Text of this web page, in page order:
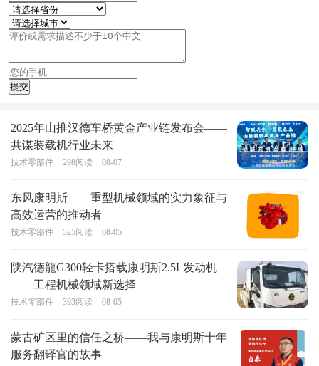
2025年山推汉德车桥黄金产业链发布会——
共谋装载机行业未来
技术零部件 298阅读 08-07
东风康明斯——重型机械领域的实力象征与
高效运营的推动者
技术零部件 525阅读 08-05
陕汽德龍G300轻卡搭载康明斯2.5L发动机
——工程机械领域新选择
技术零部件 393阅读 08-05
蒙古矿区里的信任之桥——我与康明斯十年
服务翻译官的故事